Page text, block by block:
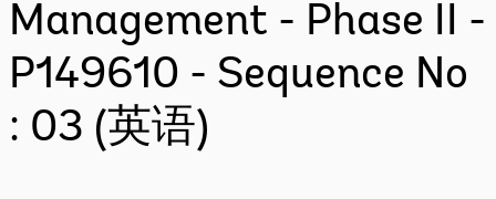
Management - Phase II -
P149610 - Sequence No
: 03 (英语)